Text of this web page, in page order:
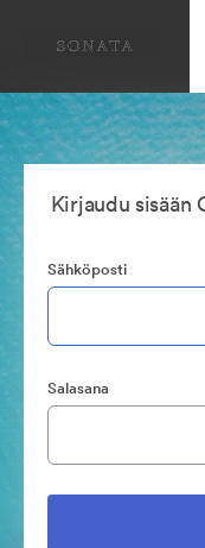
Kirjaudu sisään
Sähköposti
Salasana